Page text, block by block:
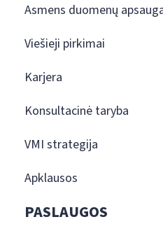
Asmens duomenų
Viešieji pirkimai
Karjera
Konsultacinė taryba
VMI strategija
Apklausos
PASLAUGOS